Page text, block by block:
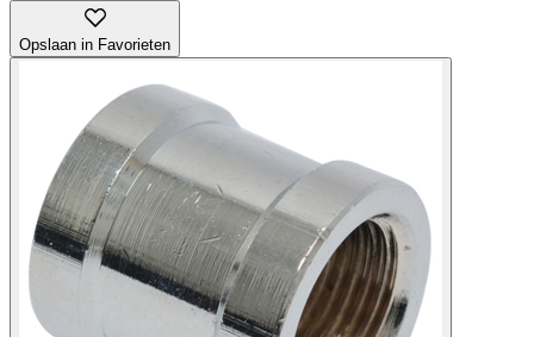
Opslaan in Favorieten